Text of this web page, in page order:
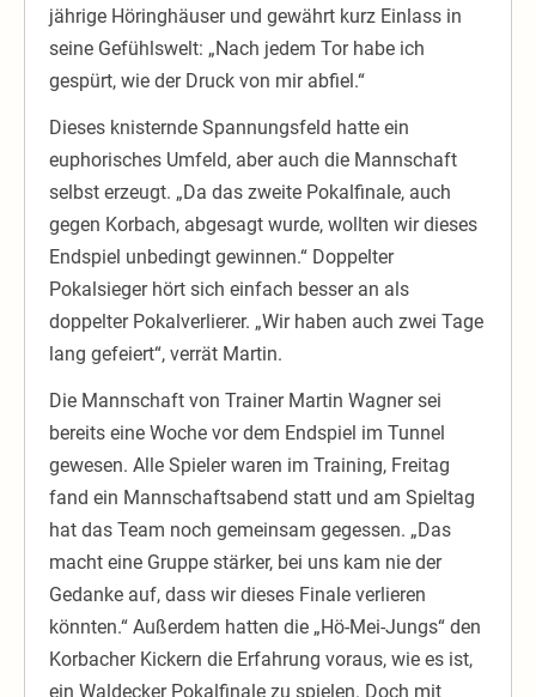
jährige Höringhäuser und gewährt kurz Einlass in
seine Gefühlswelt: „Nach jedem Tor habe ich
gespürt, wie der Druck von mir abfiel.“
Dieses knisternde Spannungsfeld hatte ein
euphorisches Umfeld, aber auch die Mannschaft
selbst erzeugt. „Da das zweite Pokalfinale, auch
gegen Korbach, abgesagt wurde, wollten wir dieses
Endspiel unbedingt gewinnen.“ Doppelter
Pokalsieger hört sich einfach besser an als
doppelter Pokalverlierer. „Wir haben auch zwei Tage
lang gefeiert“, verrät Martin.
Die Mannschaft von Trainer Martin Wagner sei
bereits eine Woche vor dem Endspiel im Tunnel
gewesen. Alle Spieler waren im Training, Freitag
fand ein Mannschaftsabend statt und am Spieltag
hat das Team noch gemeinsam gegessen. „Das
macht eine Gruppe stärker, bei uns kam nie der
Gedanke auf, dass wir dieses Finale verlieren
könnten.“ Außerdem hatten die „Hö-Mei-Jungs“ den
Korbacher Kickern die Erfahrung voraus, wie es ist,
ein Waldecker Pokalfinale zu spielen. Doch mit